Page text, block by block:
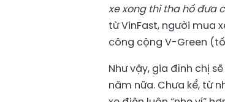
xe xong thìtha hồ đưa
từ VinFast, người mua
công cộng V-Green
Như vậy, gia đình chị
năm nữa. Chưa kể, từ